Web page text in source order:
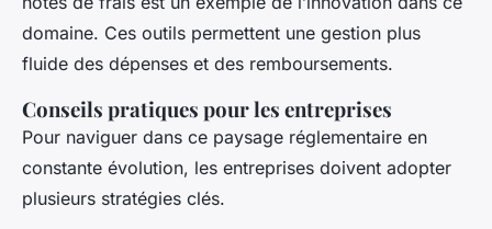
domaine. Ces outils permettent une gestion plus
fluide des dépenses et des remboursements.
Conseils pratiques pour les entreprises
Pour naviguer dans ce paysage réglementaire en
constante évolution, les entreprises doivent adopter
plusieurs stratégies clés.